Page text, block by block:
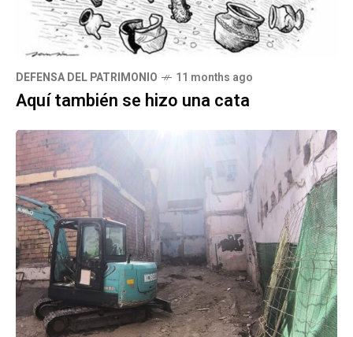
DEFENSA DEL PATRIMONIO 11 months ago
Aquí también se hizo una cata